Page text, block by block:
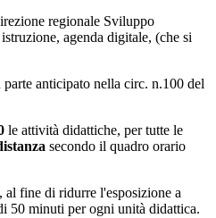
regionale Sviluppo
agenda digitale, (che si
anticipato nella circ. n.100 del
le attività didattiche, per tutte le
secondo il quadro orario
fine di ridurre l'esposizione a
50 minuti per ogni unità didattica.